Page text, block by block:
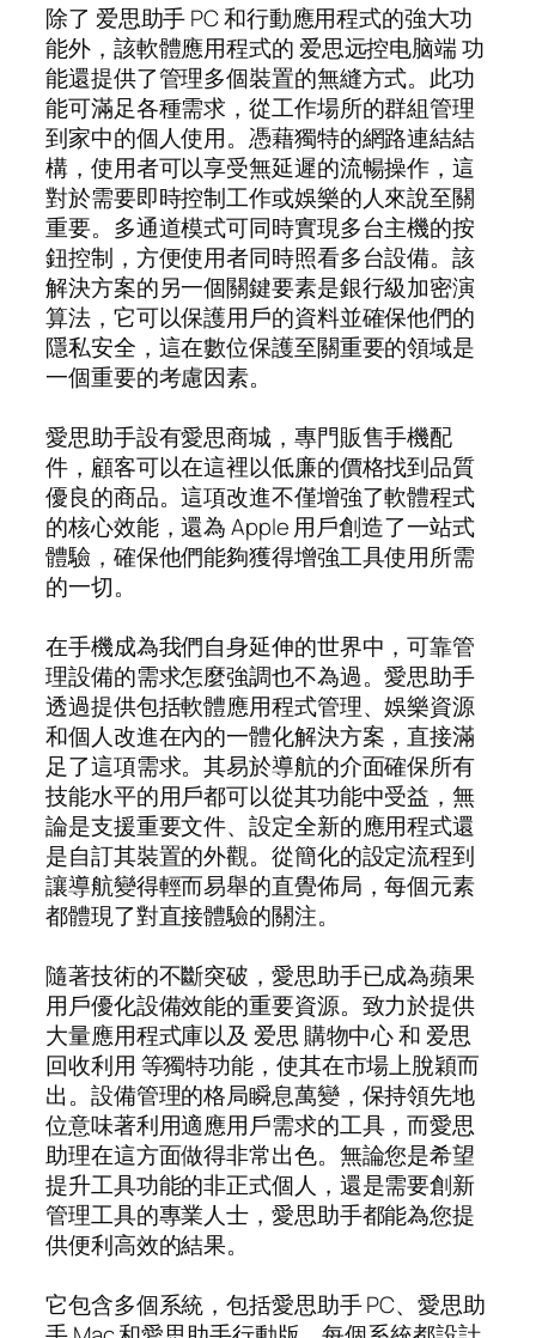
除了 爱思助手 PC 和行動應用程式的強大功
能外，該軟體應用程式的 爱思远控电脑端 功
能還提供了管理多個裝置的無縫方式。此功
能可滿足各種需求，從工作場所的群組管理
到家中的個人使用。憑藉獨特的網路連結結
構，使用者可以享受無延遲的流暢操作，這
對於需要即時控制工作或娛樂的人來說至關
重要。多通道模式可同時實現多台主機的按
鈕控制，方便使用者同時照看多台設備。該
解決方案的另一個關鍵要素是銀行級加密演
算法，它可以保護用戶的資料並確保他們的
隱私安全，這在數位保護至關重要的領域是
一個重要的考慮因素。
愛思助手設有愛思商城，專門販售手機配
件，顧客可以在這裡以低廉的價格找到品質
優良的商品。這項改進不僅增強了軟體程式
的核心效能，還為 Apple 用戶創造了一站式
體驗，確保他們能夠獲得增強工具使用所需
的一切。
在手機成為我們自身延伸的世界中，可靠管
理設備的需求怎麼強調也不為過。愛思助手
透過提供包括軟體應用程式管理、娛樂資源
和個人改進在內的一體化解決方案，直接滿
足了這項需求。其易於導航的介面確保所有
技能水平的用戶都可以從其功能中受益，無
論是支援重要文件、設定全新的應用程式還
是自訂其裝置的外觀。從簡化的設定流程到
讓導航變得輕而易舉的直覺佈局，每個元素
都體現了對直接體驗的關注。
隨著技術的不斷突破，愛思助手已成為蘋果
用戶優化設備效能的重要資源。致力於提供
大量應用程式庫以及 爱思 購物中心 和 爱思
回收利用 等獨特功能，使其在市場上脫穎而
出。設備管理的格局瞬息萬變，保持領先地
位意味著利用適應用戶需求的工具，而愛思
助理在這方面做得非常出色。無論您是希望
提升工具功能的非正式個人，還是需要創新
管理工具的專業人士，愛思助手都能為您提
供便利高效的結果。
它包含多個系統，包括愛思助手 PC、愛思助